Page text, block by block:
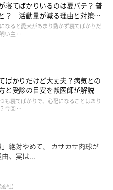
ために気になること
寝てばかりいるのは夏バテ？ 普
？ 活動量が減る理由と対策と
なると愛犬があまり動かず寝てばかりだ
い主 …
ばかりだけど大丈夫？病気との
と受診の目安を獣医師が解説
も寝てばかりで、心配になることはあり
今回 …
」絶対やめて。 カサカサ肉球が
、実は...
会社)